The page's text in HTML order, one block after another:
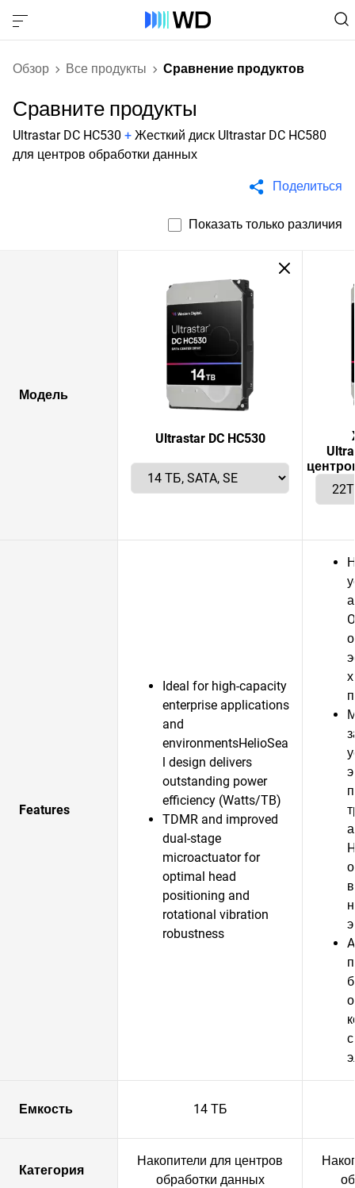
Обзор Все продукты Сравнение продуктов
Сравните продукты
Ultrastar DC HC530 + Жесткий диск Ultrastar DC HC580
для центров обработки данных
Поделиться
Показать только различия
Модель
Ultrastar DC HC530
Features
Ideal for high-capacity
enterprise applications
and
environmentsHelioSea
l design delivers
outstanding power
efficiency (Watts/TB)
TDMR and improved
dual-stage
microactuator for
optimal head
positioning and
rotational vibration
robustness
Емкость 14 ТБ
Категория
Накопители для центров
обработки данных